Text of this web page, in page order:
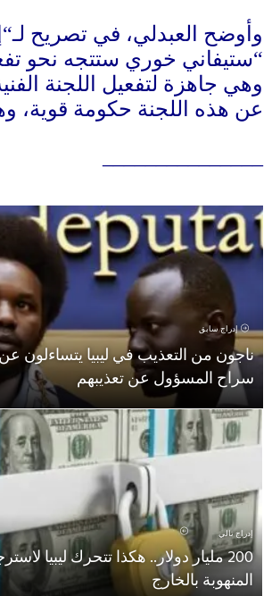
وأوضح العبدلي، في تصريح لـ“
“ستيفاني خوري ستتجه نحو
وهي جاهزة لتفعيل اللجنة
عن هذه اللجنة حكومة قوية،
إدراج سابق
ناجون من التعذيب في ليبيا يتساءلون
سراح المسؤول عن تعذيبهم
إدراج تالي
200 مليار دولار.. هكذا تتحرك ليبيا
المنهوبة بالخارج